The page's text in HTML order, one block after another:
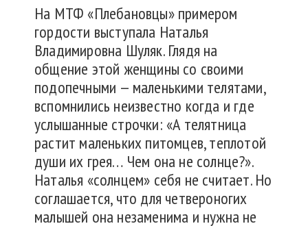
На МТФ «Плебановцы» примером
гордости выступала Наталья
Владимировна Шуляк. Глядя на
общение этой женщины со своими
подопечными — маленькими телятами,
вспомнились неизвестно когда и где
услышанные строчки: «А телятница
растит маленьких питомцев, теплотой
души их грея… Чем она не солнце?».
Наталья «солнцем» себя не считает. Но
соглашается, что для четвероногих
малышей она незаменима и нужна не